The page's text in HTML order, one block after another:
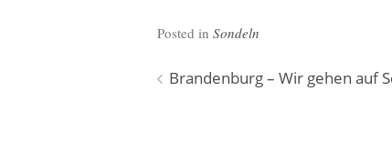
Posted in Sondeln
Beitragsnavigation
Brandenburg – Wir gehen auf